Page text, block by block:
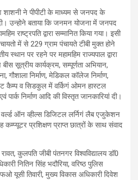
शाशनी ने पीपीटी के माध्यम से जनपद के
उन्होने बताया कि जनमन योजना में जनपद
राष्ट्रपति द्वारा सम्मानित किया गया। इसी
में से 229 ग्राम पंचायते टीबी मुक्त होने
स्थान पर रहने पर महामहिम राज्यपाल द्वारा
सूत्रीय कार्यक्रम, सम्पूर्णता अभियान,
गौशाला निर्माण, मेडिकल कॉलेज निर्माण,
कैम्प व सिडकुल में वर्किगं ओमन हास्टल
पार्क निर्माण आदि की विस्तृत जानकारियां दी।
ऑन व्हील्स डिजिटल लर्निगं लैब एजुकेशन
कम्प्यूटर प्रशिक्षण प्राप्त छात्रों के साथ संवाद
कुलपति जीबी पंतनगर विश्वविद्यालय डॉ0
नितिन सिंह भदौरिया, वरिष्ठ पुलिस
यूसी तिवारी, मुख्य विकास अधिकारी दिवेश